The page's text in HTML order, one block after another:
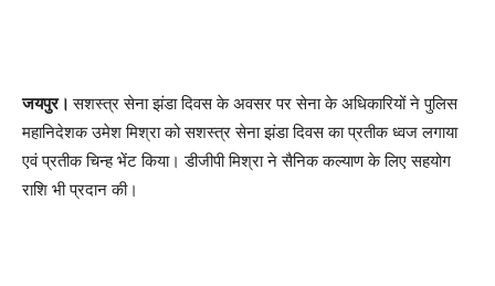
जयपुर।सशस्त्र सेना झंडा दिवस के अवसर पर सेना के अधिकारियों ने पुलिस
महानिदेशक उमेश मिश्रा को सशस्त्र सेना झंडा दिवस का प्रतीक ध्वज लगाया
एवं प्रतीक चिन्ह भेंट किया। डीजीपी मिश्रा ने सैनिक कल्याण के लिए सहयोग
राशि भी प्रदान की।